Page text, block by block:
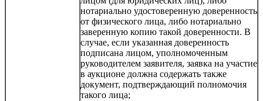
нотариально удостоверенную доверенность
от физического лица, либо нотариально
заверенную копию такой доверенности. В
случае, если указанная доверенность
подписана лицом, уполномоченным
руководителем заявителя, заявка на участие
в аукционе должна содержать также
документ, подтверждающий полномочия
такого лица;